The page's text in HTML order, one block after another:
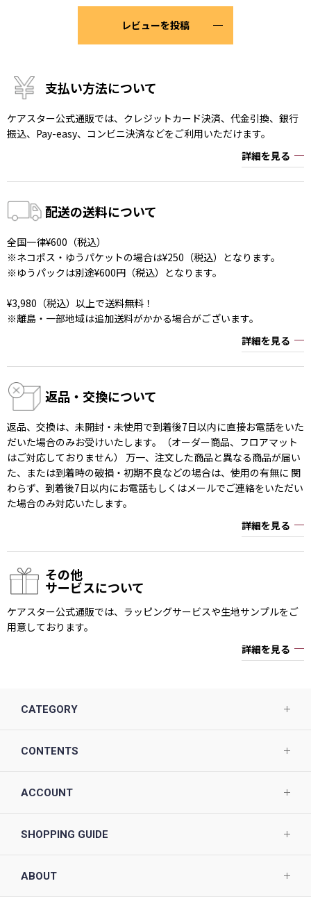
レビューを投稿
支払い方法について
ケアスター公式通販では、クレジットカード決済、代金引換、銀行
振込、Pay-easy、コンビニ決済などをご利用いただけます。
詳細を見る
配送の送料について
全国一律¥600（税込）
※ネコポス・ゆうパケットの場合は¥250（税込）となります。
※ゆうパックは別途¥600円（税込）となります。
¥3,980（税込）以上で送料無料！
※離島・一部地域は追加送料がかかる場合がございます。
詳細を見る
返品・交換について
返品、交換は、未開封・未使用で到着後7日以内に直接お電話をいた
だいた場合のみお受けいたします。（オーダー商品、フロアマット
はご対応しておりません） 万一、注文した商品と異なる商品が届い
た、または到着時の破損・初期不良などの場合は、使用の有無に 関
わらず、到着後7日以内にお電話もしくはメールでご連絡をいただい
た場合のみ対応いたします。
詳細を見る
その他
サービスについて
ケアスター公式通販では、ラッピングサービスや生地サンプルをご
用意しております。
詳細を見る
CATEGORY
CONTENTS
ACCOUNT
SHOPPING GUIDE
ABOUT